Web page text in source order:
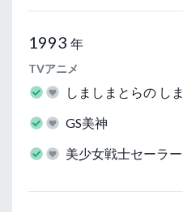
1993 年
TVアニメ
しましまとらの し
GS美神
美少女戦士セーラ